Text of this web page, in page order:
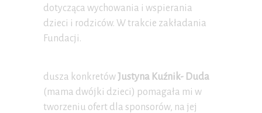
dotycząca wychowania i wspierania
dzieci i rodziców. W trakcie zakładania
Fundacji.
dusza konkretówJustyna Kuźnik- Duda
(mama dwójki dzieci) pomagała mi w
tworzeniu ofert dla sponsorów, na jej